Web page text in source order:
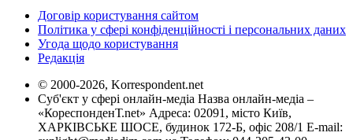
Договір користування сайтом
Політика у сфері конфіденційності і персональних даних
Угода щодо користування
Редакція
© 2000-2026, Korrespondent.net
Суб'єкт у сфері онлайн-медіа Назва онлайн-медіа –
«КореспонденТ.net» Адреса: 02091, місто Київ,
ХАРКІВСЬКЕ ШОСЕ, будинок 172-Б, офіс 208/1 E-mail: